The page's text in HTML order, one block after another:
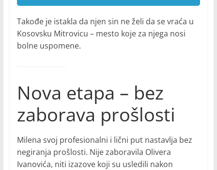
Takođe je istakla da njen sin ne želi da se vraća u
Kosovsku Mitrovicu – mesto koje za njega nosi
bolne uspomene.
Nova etapa – bez
zaborava prošlosti
Milena svoj profesionalni i lični put nastavlja bez
negiranja prošlosti. Nije zaboravila Olivera
Ivanovića, niti izazove koji su usledili nakon